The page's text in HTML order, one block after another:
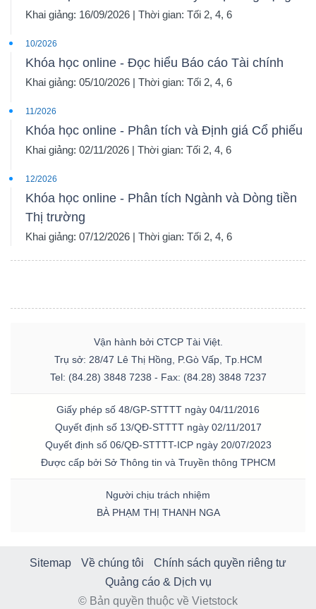
Khai giảng: 16/09/2026 | Thời gian: Tối 2, 4, 6
10/2026
Khóa học online - Đọc hiểu Báo cáo Tài chính
Khai giảng: 05/10/2026 | Thời gian: Tối 2, 4, 6
11/2026
Khóa học online - Phân tích và Định giá Cổ phiếu
Khai giảng: 02/11/2026 | Thời gian: Tối 2, 4, 6
12/2026
Khóa học online - Phân tích Ngành và Dòng tiền
Thị trường
Khai giảng: 07/12/2026 | Thời gian: Tối 2, 4, 6
Vận hành bởi CTCP Tài Việt.
Trụ sở: 28/47 Lê Thị Hồng, P.Gò Vấp, Tp.HCM
Tel: (84.28) 3848 7238 - Fax: (84.28) 3848 7237
Giấy phép số 48/GP-STTTT ngày 04/11/2016
Quyết định số 13/QĐ-STTTT ngày 02/11/2017
Quyết định số 06/QĐ-STTTT-ICP ngày 20/07/2023
Được cấp bởi Sở Thông tin và Truyền thông TPHCM
Người chịu trách nhiệm
BÀ PHẠM THỊ THANH NGA
Sitemap Về chúng tôi
Chính sách quyền riêng tư
Quảng cáo & Dịch vụ
© Bản quyền thuộc về Vietstock